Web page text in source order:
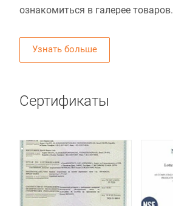
ознакомиться в галерее товаров.
Узнать больше
Сертификаты